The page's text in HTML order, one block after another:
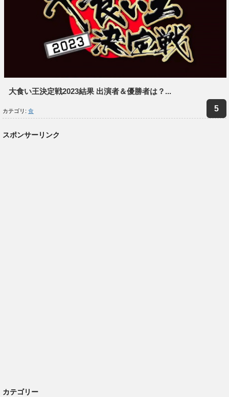
大食い王決定戦2023結果 出演者＆優勝者は？...
カテゴリ: 食
スポンサーリンク
カテゴリー